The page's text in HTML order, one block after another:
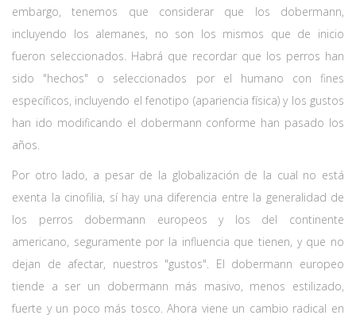
embargo, tenemos que considerar que los dobermann,
incluyendo los alemanes, no son los mismos que de inicio
fueron seleccionados. Habrá que recordar que los perros han
sido "hechos" o seleccionados por el humano con fines
específicos, incluyendo el fenotipo (apariencia física) y los gustos
han ido modificando el dobermann conforme han pasado los
años.
Por otro lado, a pesar de la globalización de la cual no está
exenta la cinofilia, sí hay una diferencia entre la generalidad de
los perros dobermann europeos y los del continente
americano, seguramente por la influencia que tienen, y que no
dejan de afectar, nuestros "gustos". El dobermann europeo
tiende a ser un dobermann más masivo, menos estilizado,
fuerte y un poco más tosco. Ahora viene un cambio radical en